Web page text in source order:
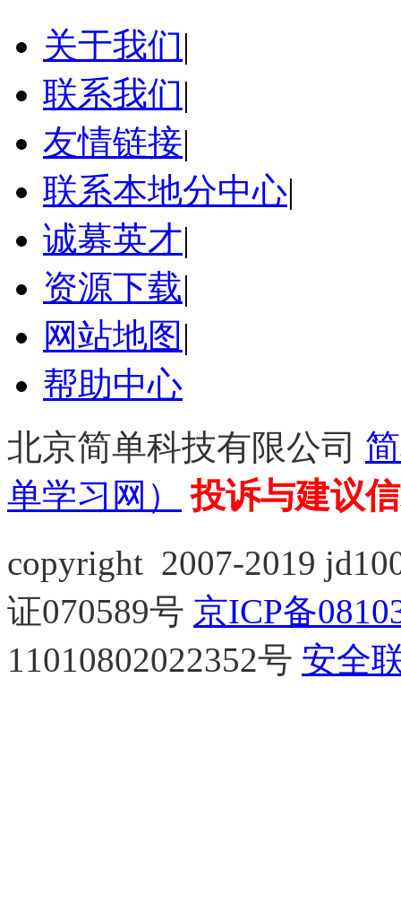
关于我们|
联系我们|
友情链接|
联系本地分中心|
诚募英才|
资源下载|
网站地图 |
帮助中心
北京简单科技有限公司
单学习网）
投诉与建议
copyright 2007-2019
证070589号 京ICP备
11010802022352号 安全